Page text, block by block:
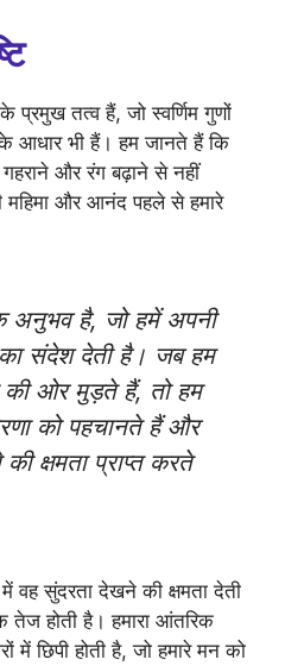
प्रमुख तत्व हैं, जो स्वर्णिम गुणों
के आधार भी हैं। हम जानते हैं कि
गहराने और रंग बढ़ाने से नहीं
महिमा और आनंद पहले से हमारे
अनुभव है, जो हमें अपनी
संदेश देती है। जब हम
की ओर मुड़ते हैं, तो हम
को पहचानते हैं और
क्षमता प्राप्त करते
वह सुंदरता देखने की क्षमता देती
तेज होती है। हमारा आंतरिक
छिपी होती है, जो हमारे मन को